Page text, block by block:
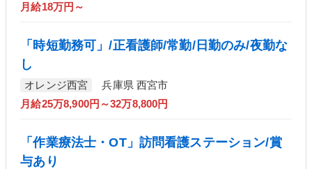
月給18万円～
「時短勤務可」/正看護師/常勤/日勤のみ/夜勤な
し
オレンジ西宮
兵庫県 西宮市
月給25万8,900円～32万8,800円
「作業療法士・OT」訪問看護ステーション/賞
与あり